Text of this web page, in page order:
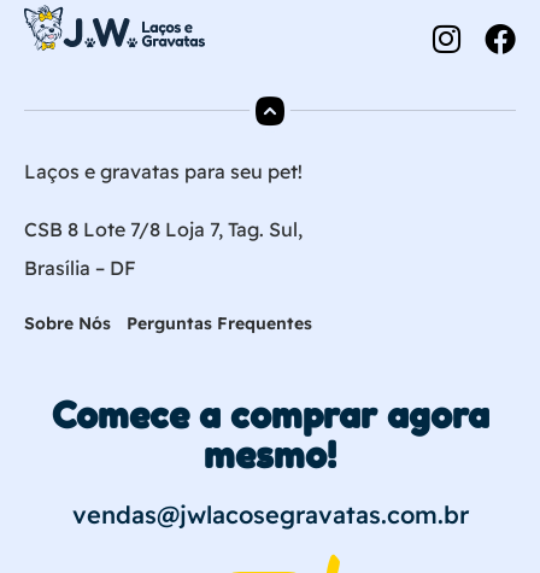
Laços e gravatas para seu pet!
CSB 8 Lote 7/8 Loja 7, Tag. Sul,
Brasília – DF
Sobre Nós Perguntas Frequentes
Comece a comprar agora
mesmo!
vendas@jwlacosegravatas.com.br